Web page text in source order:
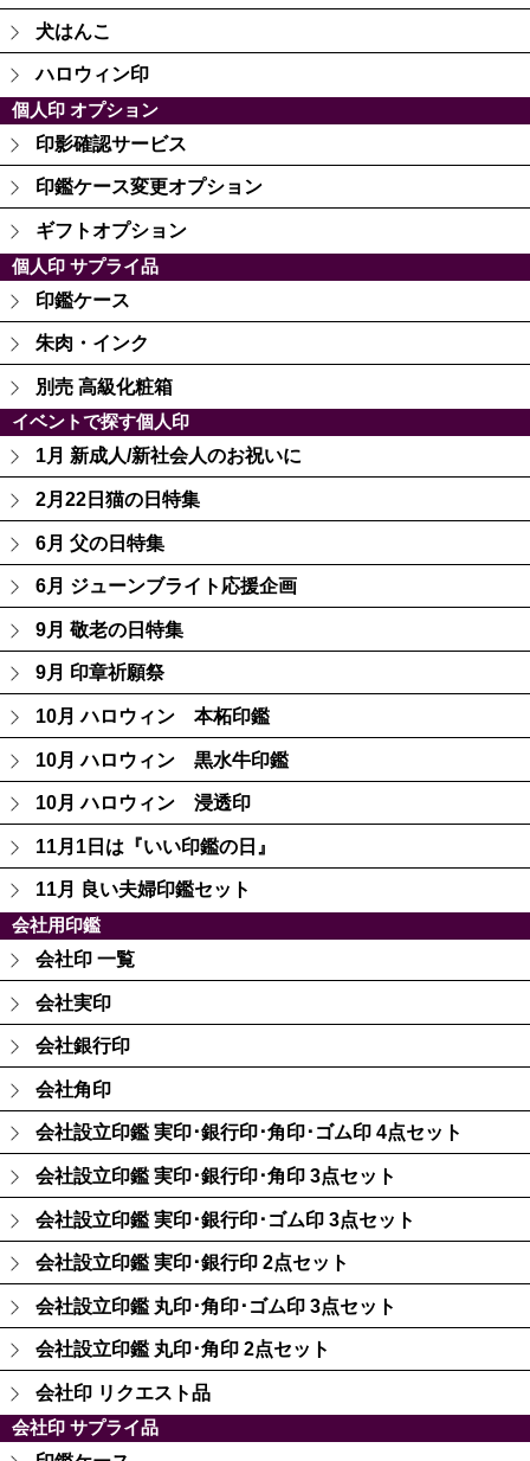
犬はんこ
ハロウィン印
個人印 オプション
印影確認サービス
印鑑ケース変更オプション
ギフトオプション
個人印 サプライ品
印鑑ケース
朱肉・インク
別売 高級化粧箱
イベントで探す個人印
1月 新成人/新社会人のお祝いに
2月22日猫の日特集
6月 父の日特集
6月 ジューンブライト応援企画
9月 敬老の日特集
9月 印章祈願祭
10月 ハロウィン 本柘印鑑
10月 ハロウィン 黒水牛印鑑
10月 ハロウィン 浸透印
11月1日は『いい印鑑の日』
11月 良い夫婦印鑑セット
会社用印鑑
会社印 一覧
会社実印
会社銀行印
会社角印
会社設立印鑑 実印･銀行印･角印･ゴム印 4点セット
会社設立印鑑 実印･銀行印･角印 3点セット
会社設立印鑑 実印･銀行印･ゴム印 3点セット
会社設立印鑑 実印･銀行印 2点セット
会社設立印鑑 丸印･角印･ゴム印 3点セット
会社設立印鑑 丸印･角印 2点セット
会社印 リクエスト品
会社印 サプライ品